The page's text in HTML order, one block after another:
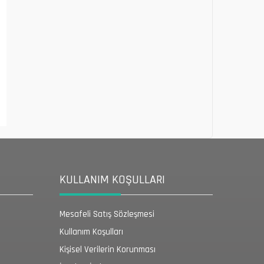
KULLANIM KOŞULLARI
Mesafeli Satış Sözleşmesi
Kullanım Koşulları
Kişisel Verilerin Korunması